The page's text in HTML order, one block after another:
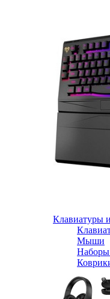
Клавиатуры
Мыши
Наборы